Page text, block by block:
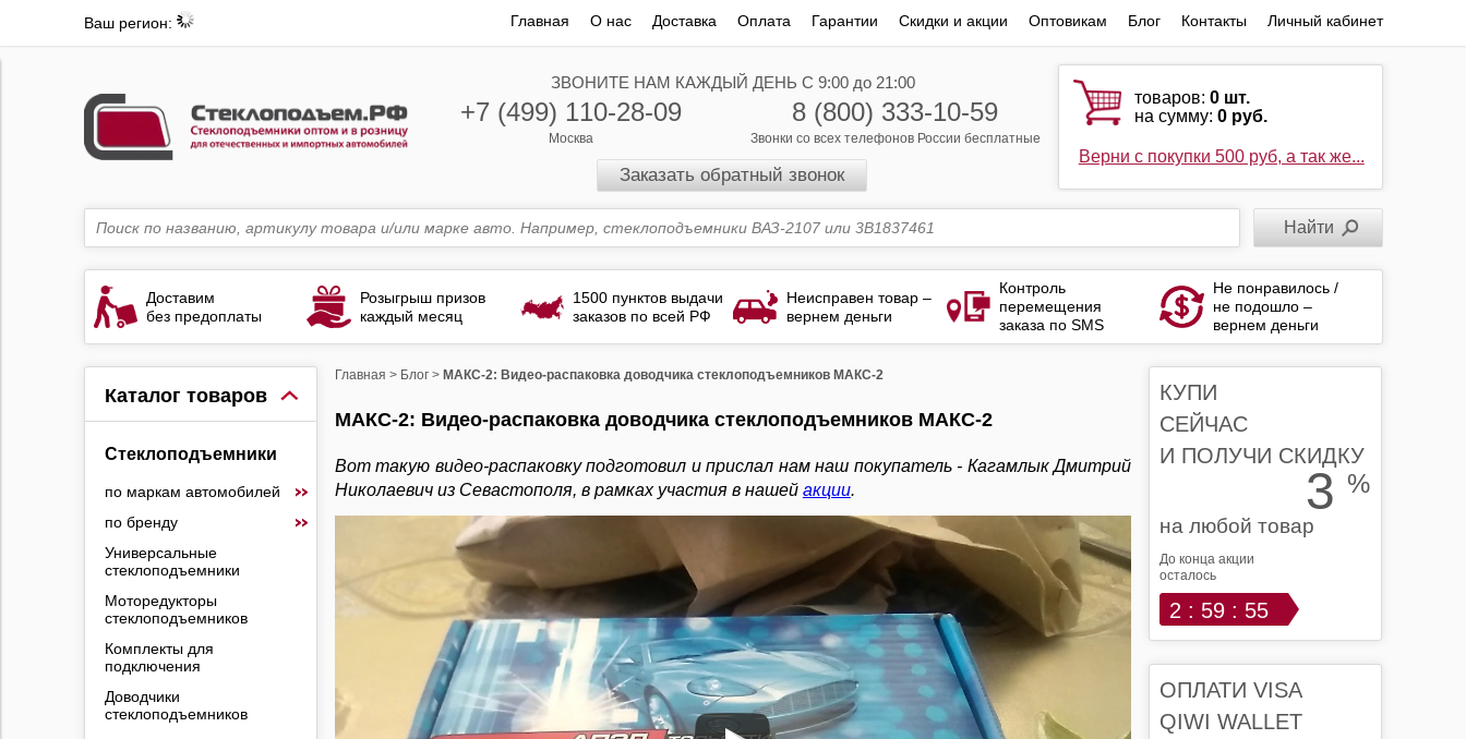
Ваш регион: Главная О нас Доставка Оплата Гарантии Скидки и акции Оптовикам Блог Контакты Личный кабинет
ЗВОНИТЕ НАМ КАЖДЫЙ ДЕНЬ С 9:00 до 21:00
+7 (499) 110-28-09
Москва
8 (800) 333-10-59
Звонки со всех телефонов России бесплатные
Заказать обратный звонок
товаров:0 шт.
на сумму:0 руб.
Верни с покупки 500 руб, а так же...
Доставим
без предоплаты
Розыгрыш призов
каждый месяц
1500 пунктов выдачи
заказов по всей РФ
Неисправен товар –
вернем деньги
Контроль
перемещения
заказа по SMS
Не понравилось /
не подошло –
вернем деньги
Каталог товаров
Стеклоподъемники
по маркам автомобилей
по бренду
Универсальные
стеклоподъемники
Моторедукторы
стеклоподъемников
Комплекты для
подключения
Доводчики
стеклоподъемников
Главная > Блог > МАКС-2: Видео-распаковка доводчика стеклоподъемников МАКС-2
МАКС-2: Видео-распаковка доводчика стеклоподъемников МАКС-2
Вот такую видео-распаковку подготовил и прислал нам наш покупатель - Кагамлык Дмитрий
Николаевич из Севастополя, в рамках участия в нашей акции.
КУПИ
СЕЙЧАС
И ПОЛУЧИ СКИДКУ
3 %
на любой товар
До конца акции
осталось
2 : 59 : 54
ОПЛАТИ VISA
QIWI WALLET